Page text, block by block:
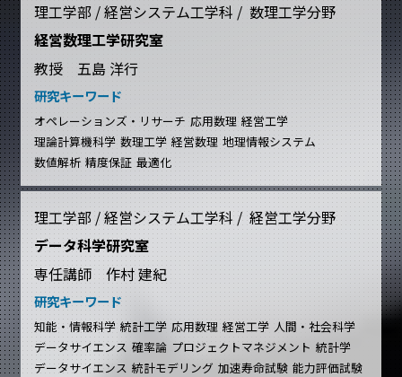
理工学部 / 経営システム工学科 / 数理工学分野
経営数理工学研究室
教授 五島 洋行
研究キーワード
オペレーションズ・リサーチ 応用数理 経営工学
理論計算機科学 数理工学 経営数理 地理情報システム
数値解析 精度保証 最適化
理工学部 / 経営システム工学科 / 経営工学分野
データ科学研究室
専任講師 作村 建紀
研究キーワード
知能・情報科学 統計工学 応用数理 経営工学 人間・社会科学
データサイエンス 確率論 プロジェクトマネジメント 統計学
データサイエンス 統計モデリング 加速寿命試験 能力評価試験